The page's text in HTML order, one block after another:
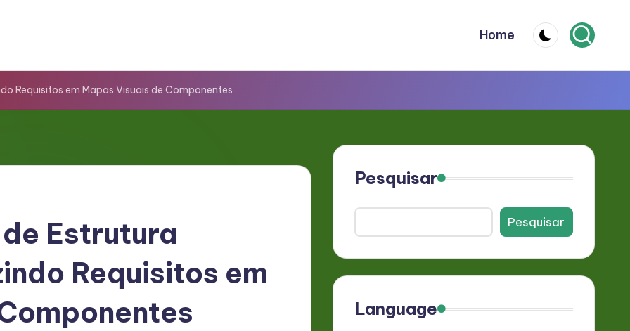
Home
Requisitos em Mapas Visuais de Componentes
Estrutura
Requisitos em
Pesquisar
Pesquisar
Language